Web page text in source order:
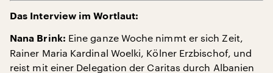
Das Interview im Wortlaut:
Nana Brink: Eine ganze Woche nimmt er sich Zeit,
Rainer Maria Kardinal Woelki, Kölner Erzbischof, und
reist mit einer Delegation der Caritas durch Albanien